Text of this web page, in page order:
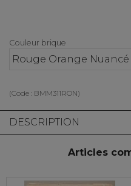
Couleur brique
Rouge Orange Nuancé
(Code : BMM311RON)
DESCRIPTION
Articles